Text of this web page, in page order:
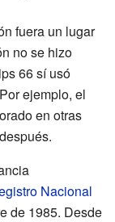
fuera un lugar
no se hizo
66 sí usó
ejemplo, el
en otras
Nacional
de 1985. Desde